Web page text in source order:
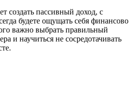
создать пассивный доход, с
будете ощущать себя финансово
важно выбрать правильный
и научиться не сосредотачивать